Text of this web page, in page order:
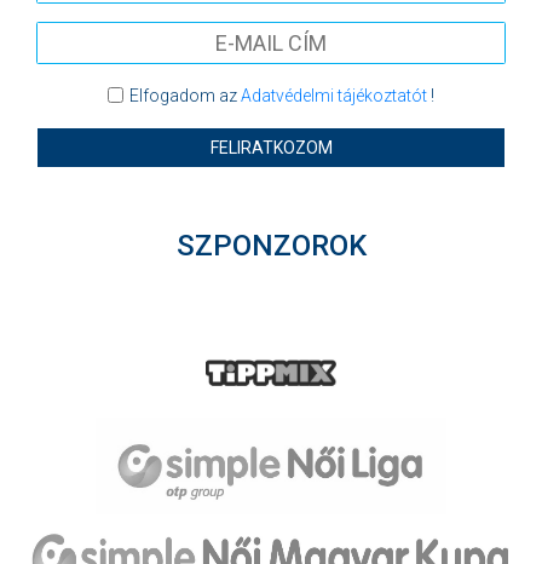
Elfogadom azAdatvédelmi tájékoztatót!
FELIRATKOZOM
SZPONZOROK